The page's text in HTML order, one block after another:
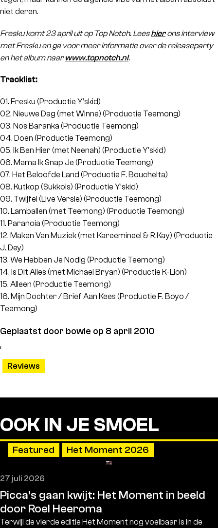
niet deren.
Fresku komt 23 april uit op Top Notch. Leeshierons interview
met Fresku en ga voor meer informatie over de releaseparty
en het album naarwww.topnotch.nl.
Tracklist:
01. Fresku (Productie Y’skid)
02. Nieuwe Dag (met Winne) (Productie Teemong)
03. Nos Baranka (Productie Teemong)
04. Doen (Productie Teemong)
05. Ik Ben Hier (met Neenah) (Productie Y’skid)
06. Mama Ik Snap Je (Productie Teemong)
07. Het Beloofde Land (Productie F. Bouchelta)
08. Kutkop (Sukkols) (Productie Y’skid)
09. Twijfel (Live Versie) (Productie Teemong)
10. Lamballen (met Teemong) (Productie Teemong)
11. Paranoia (Productie Teemong)
12. Maken Van Muziek (met Kareemineel & R.Kay) (Productie
J. Dey)
13. We Hebben Je Nodig (Productie Teemong)
14. Is Dit Alles (met Michael Bryan) (Productie K-Lion)
15. Alleen (Productie Teemong)
16. Mijn Dochter / Brief Aan Kees (Productie F. Boyo /
Teemong)
Geplaatst door bowie op 8 april 2010
,
Reviews
OOK IN JE SMOEL
27 juli 2026
Featured Het Moment 2026
Picca’s gaan kwijt: Het Moment in beeld
door Roel Heeroma
Terwijl de vierde editie Het Moment nog voelbaar is in de